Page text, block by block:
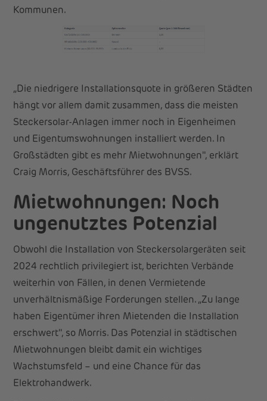
Kommunen.
„Die niedrigere Installationsquote in größeren Städten
hängt vor allem damit zusammen, dass die meisten
Steckersolar-Anlagen immer noch in Eigenheimen
und Eigentumswohnungen installiert werden. In
Großstädten gibt es mehr Mietwohnungen", erklärt
Craig Morris, Geschäftsführer des BVSS.
Mietwohnungen: Noch
ungenutztes Potenzial
Obwohl die Installation von Steckersolargeräten seit
2024 rechtlich privilegiert ist, berichten Verbände
weiterhin von Fällen, in denen Vermietende
unverhältnismäßige Forderungen stellen. „Zu lange
haben Eigentümer ihren Mietenden die Installation
erschwert", so Morris. Das Potenzial in städtischen
Mietwohnungen bleibt damit ein wichtiges
Wachstumsfeld – und eine Chance für das
Elektrohandwerk.